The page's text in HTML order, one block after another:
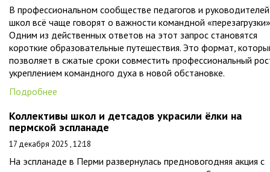
В профессиональном сообществе педагогов и руководителей
школ всё чаще говорят о важности командной
Одним из действенных ответов на этот запрос становятся
короткие образовательные путешествия. Это формат,
позволяет в сжатые сроки совместить профессиональный
укреплением командного духа в новой обстановке.
Подробнее
Коллективы школ и детсадов украсили ёлки на
пермской эспланаде
17 декабря 2025 , 12:18
На эспланаде в Перми развернулась предновогодняя акция с